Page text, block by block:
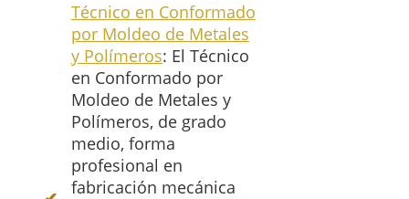
Técnico en Conformado
por Moldeo de Metales
y Polímeros: El Técnico
en Conformado por
Moldeo de Metales y
Polímeros, de grado
medio, forma
profesional en
fabricación mecánica